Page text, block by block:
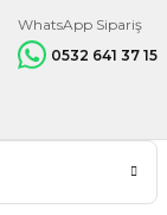
WhatsApp Sipariş
0532 641 37 15